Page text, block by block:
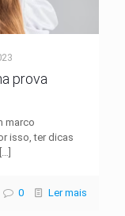
prova
marco
isso, ter dicas
0 Ler mais